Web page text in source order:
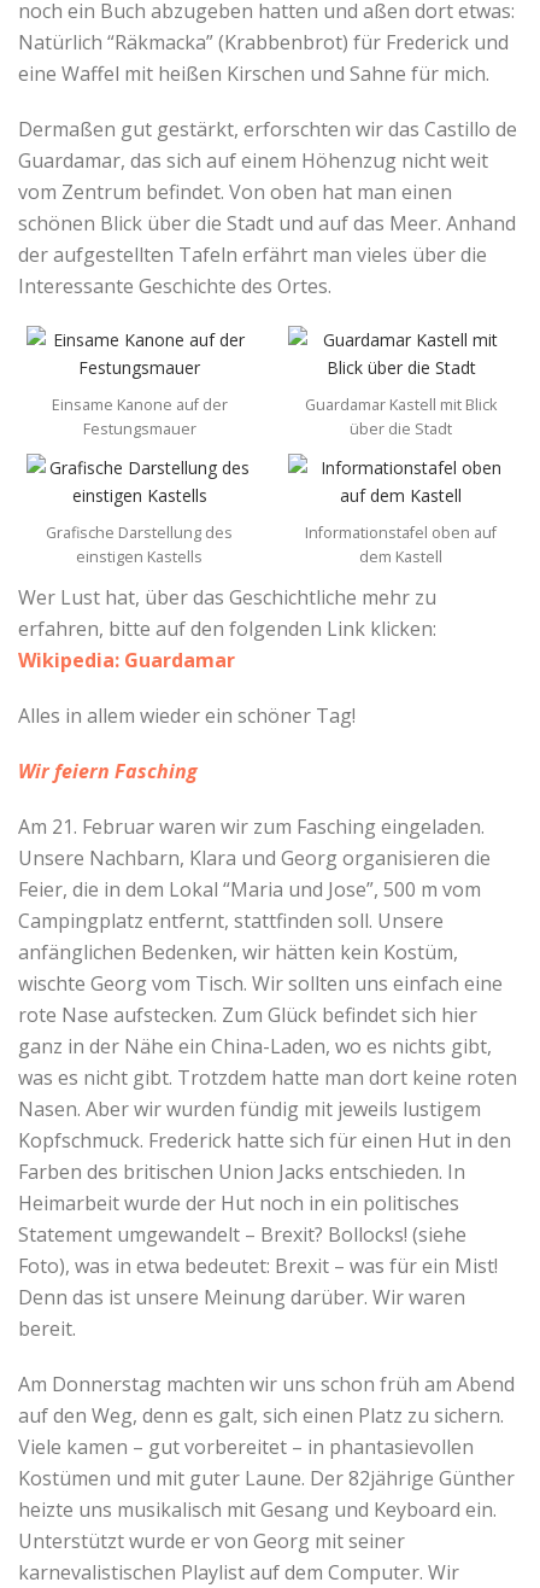
noch ein Buch abzugeben hatten und aßen dort etwas:
Natürlich “Räkmacka” (Krabbenbrot) für Frederick und
eine Waffel mit heißen Kirschen und Sahne für mich.
Dermaßen gut gestärkt, erforschten wir das Castillo de
Guardamar, das sich auf einem Höhenzug nicht weit
vom Zentrum befindet. Von oben hat man einen
schönen Blick über die Stadt und auf das Meer. Anhand
der aufgestellten Tafeln erfährt man vieles über die
Interessante Geschichte des Ortes.
Einsame Kanone auf der
Festungsmauer
Guardamar Kastell mit Blick
über die Stadt
Grafische Darstellung des
einstigen Kastells
Informationstafel oben auf
dem Kastell
Wer Lust hat, über das Geschichtliche mehr zu
erfahren, bitte auf den folgenden Link klicken:
Wikipedia: Guardamar
Alles in allem wieder ein schöner Tag!
Wir feiern Fasching
Am 21. Februar waren wir zum Fasching eingeladen.
Unsere Nachbarn, Klara und Georg organisieren die
Feier, die in dem Lokal “Maria und Jose”, 500 m vom
Campingplatz entfernt, stattfinden soll. Unsere
anfänglichen Bedenken, wir hätten kein Kostüm,
wischte Georg vom Tisch. Wir sollten uns einfach eine
rote Nase aufstecken. Zum Glück befindet sich hier
ganz in der Nähe ein China-Laden, wo es nichts gibt,
was es nicht gibt. Trotzdem hatte man dort keine roten
Nasen. Aber wir wurden fündig mit jeweils lustigem
Kopfschmuck. Frederick hatte sich für einen Hut in den
Farben des britischen Union Jacks entschieden. In
Heimarbeit wurde der Hut noch in ein politisches
Statement umgewandelt – Brexit? Bollocks! (siehe
Foto), was in etwa bedeutet: Brexit – was für ein Mist!
Denn das ist unsere Meinung darüber. Wir waren
bereit.
Am Donnerstag machten wir uns schon früh am Abend
auf den Weg, denn es galt, sich einen Platz zu sichern.
Viele kamen – gut vorbereitet – in phantasievollen
Kostümen und mit guter Laune. Der 82jährige Günther
heizte uns musikalisch mit Gesang und Keyboard ein.
Unterstützt wurde er von Georg mit seiner
karnevalistischen Playlist auf dem Computer. Wir